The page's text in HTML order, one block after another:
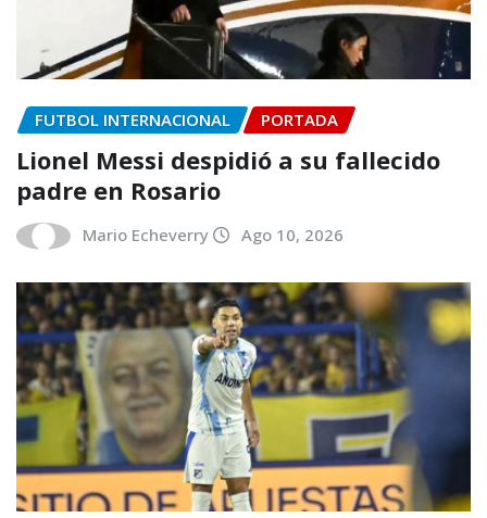
FUTBOL INTERNACIONAL PORTADA
Lionel Messi despidió a su fallecido
padre en Rosario
Mario Echeverry Ago 10, 2026